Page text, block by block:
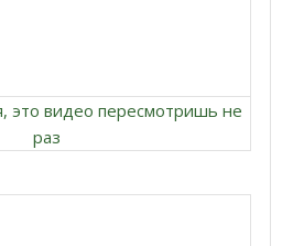
это видео пересмотришь не
раз